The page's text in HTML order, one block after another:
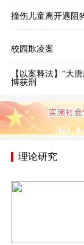
撞伤儿童离开遇阻
校园欺凌案
【以案释法】“大
博获刑
理论研究